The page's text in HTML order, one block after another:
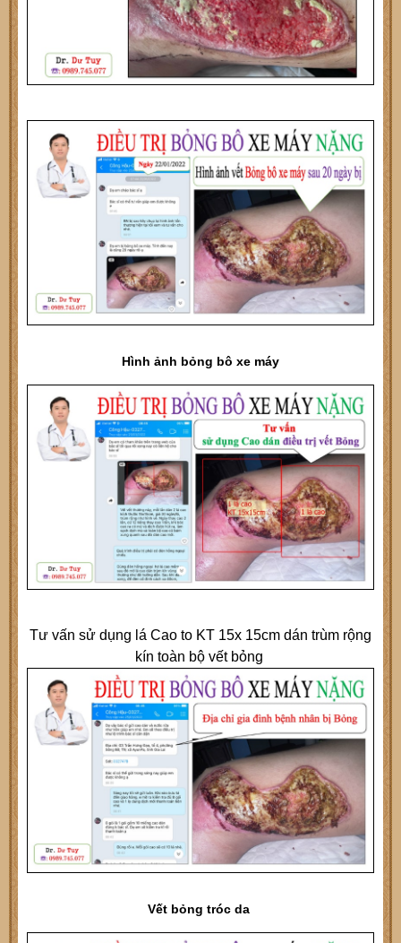
Hình ảnh bỏng bô xe máy
Tư vấn sử dụng lá Cao to KT 15x 15cm dán trùm rộng
kín toàn bộ vết bỏng
Vết bỏng tróc da